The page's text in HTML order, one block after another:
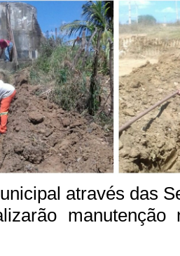
através das
manutenção